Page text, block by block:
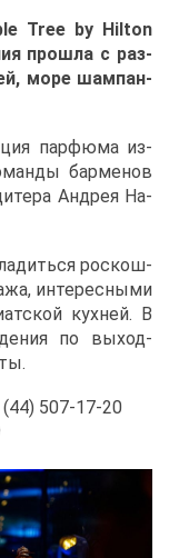
Tree by Hilton
про­шла с раз­
мо­ре шам­пан­
пар­фю­ма из­
бар­ме­нов
Ан­дрея На­
рос­кош­
ин­те­рес­ны­ми
кух­ней. В
по вы­ход­
507-17-20